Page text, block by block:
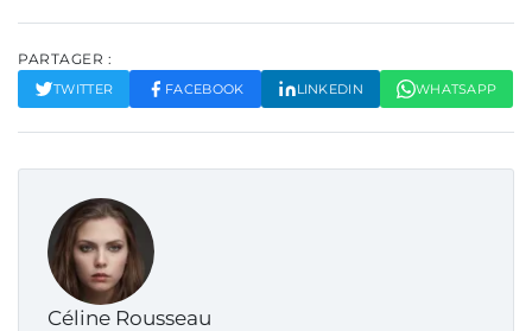
PARTAGER :
TWITTER FACEBOOK LINKEDIN WHATSAPP
Céline Rousseau